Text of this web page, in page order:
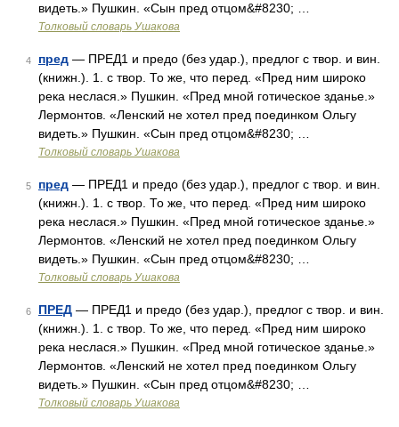
видеть.» Пушкин. «Сын пред отцом&#8230; …
Толковый словарь Ушакова
4 пред — ПРЕД1 и предо (без удар.), предлог с твор. и вин.
(книжн.). 1. с твор. То же, что перед. «Пред ним широко
река неслася.» Пушкин. «Пред мной готическое зданье.»
Лермонтов. «Ленский не хотел пред поединком Ольгу
видеть.» Пушкин. «Сын пред отцом&#8230; …
Толковый словарь Ушакова
5 пред — ПРЕД1 и предо (без удар.), предлог с твор. и вин.
(книжн.). 1. с твор. То же, что перед. «Пред ним широко
река неслася.» Пушкин. «Пред мной готическое зданье.»
Лермонтов. «Ленский не хотел пред поединком Ольгу
видеть.» Пушкин. «Сын пред отцом&#8230; …
Толковый словарь Ушакова
6 ПРЕД — ПРЕД1 и предо (без удар.), предлог с твор. и вин.
(книжн.). 1. с твор. То же, что перед. «Пред ним широко
река неслася.» Пушкин. «Пред мной готическое зданье.»
Лермонтов. «Ленский не хотел пред поединком Ольгу
видеть.» Пушкин. «Сын пред отцом&#8230; …
Толковый словарь Ушакова